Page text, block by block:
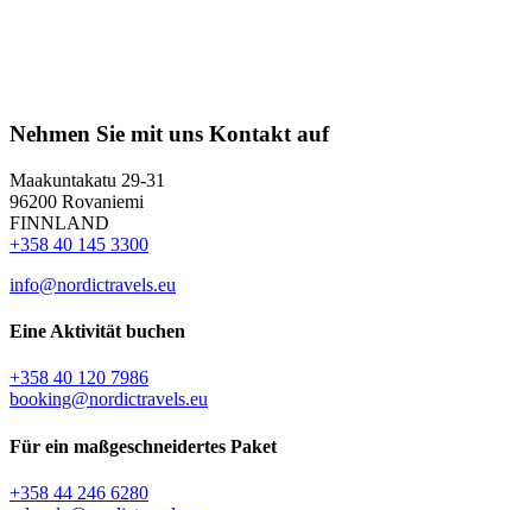
Nehmen Sie mit uns Kontakt auf
Maakuntakatu 29-31
96200 Rovaniemi
FINNLAND
+358 40 145 3300
info@nordictravels.eu
Eine Aktivität buchen
+358 40 120 7986
booking@nordictravels.eu
Für ein maßgeschneidertes Paket
+358 44 246 6280